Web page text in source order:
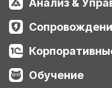
Анализ &
Обучение